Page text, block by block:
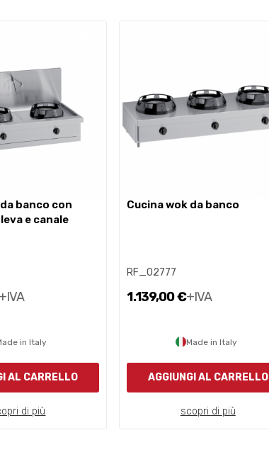
e canale
in Italy
AL CARRELLO
di più
cucina wok da banco
RF_02777
1.139,00 €+IVA
Made in Italy
AGGIUNGI AL CARRELLO
scopri di più